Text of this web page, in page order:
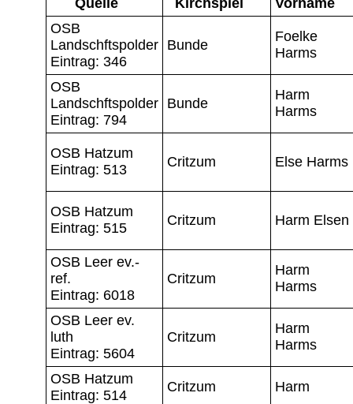
OSB
Landschftspolder
Eintrag: 346
Bunde
Foelke
Harms
OSB
Landschftspolder
Eintrag: 794
Bunde
Harm
Harms
OSB Hatzum
Eintrag: 513
Critzum Else Harms
OSB Hatzum
Eintrag: 515
Critzum Harm Elsen
OSB Leer ev.-
ref.
Eintrag: 6018
Critzum
Harm
Harms
OSB Leer ev.
luth
Eintrag: 5604
Critzum
Harm
Harms
OSB Hatzum
Eintrag: 514
Critzum Harm